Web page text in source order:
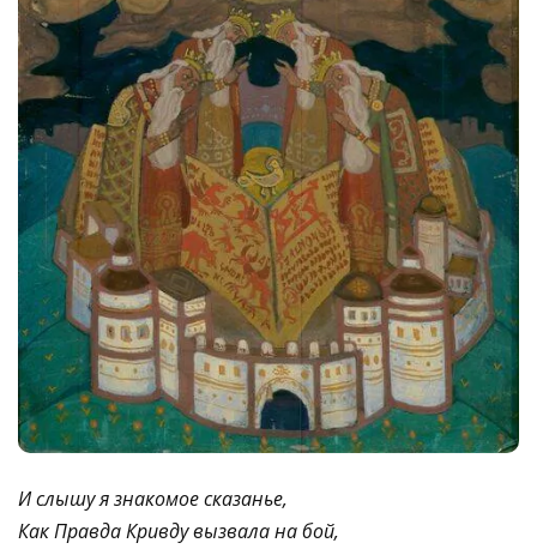
И слышу я знакомое сказанье,
Как Правда Кривду вызвала на бой,